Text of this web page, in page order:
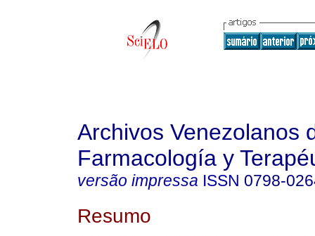
Archivos Venezolanos
Farmacología y
versão impressa ISSN 0798-
Resumo